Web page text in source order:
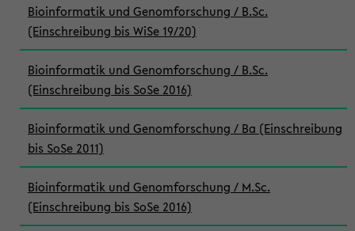
Bioinformatik und Genomforschung / B.Sc.
(Einschreibung bis WiSe 19/20)
Bioinformatik und Genomforschung / B.Sc.
(Einschreibung bis SoSe 2016)
Bioinformatik und Genomforschung / Ba (Einschreibung
bis SoSe 2011)
Bioinformatik und Genomforschung / M.Sc.
(Einschreibung bis SoSe 2016)